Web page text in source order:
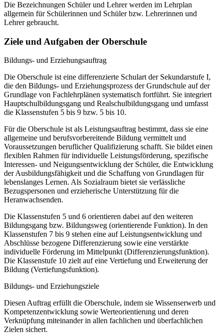
Die Bezeichnungen Schüler und Lehrer werden im Lehrplan
allgemein für Schülerinnen und Schüler bzw. Lehrerinnen und
Lehrer gebraucht.
Ziele und Aufgaben der Oberschule
Bildungs- und Erziehungsauftrag
Die Oberschule ist eine differenzierte Schulart der Sekundarstufe I,
die den Bildungs- und Erziehungsprozess der Grundschule auf der
Grundlage von Fachlehrplänen systematisch fortführt. Sie integriert
Hauptschulbildungsgang und Realschulbildungsgang und umfasst
die Klassenstufen 5 bis 9 bzw. 5 bis 10.
Für die Oberschule ist als Leistungsauftrag bestimmt, dass sie eine
allgemeine und berufsvorbereitende Bildung vermittelt und
Voraussetzungen beruflicher Qualifizierung schafft. Sie bildet einen
flexiblen Rahmen für individuelle Leistungsförderung, spezifische
Interessen- und Neigungsentwicklung der Schüler, die Entwicklung
der Ausbildungsfähigkeit und die Schaffung von Grundlagen für
lebenslanges Lernen. Als Sozialraum bietet sie verlässliche
Bezugspersonen und erzieherische Unterstützung für die
Heranwachsenden.
Die Klassenstufen 5 und 6 orientieren dabei auf den weiteren
Bildungsgang bzw. Bildungsweg (orientierende Funktion). In den
Klassenstufen 7 bis 9 stehen eine auf Leistungsentwicklung und
Abschlüsse bezogene Differenzierung sowie eine verstärkte
individuelle Förderung im Mittelpunkt (Differenzierungsfunktion).
Die Klassenstufe 10 zielt auf eine Vertiefung und Erweiterung der
Bildung (Vertiefungsfunktion).
Bildungs- und Erziehungsziele
Diesen Auftrag erfüllt die Oberschule, indem sie Wissenserwerb und
Kompetenzentwicklung sowie Werteorientierung und deren
Verknüpfung miteinander in allen fachlichen und überfachlichen
Zielen sichert.